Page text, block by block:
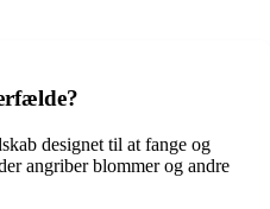
designet til at fange og
angriber blommer og andre